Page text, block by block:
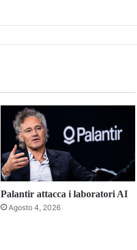
Palantir attacca i laboratori AI
Agosto 4, 2026